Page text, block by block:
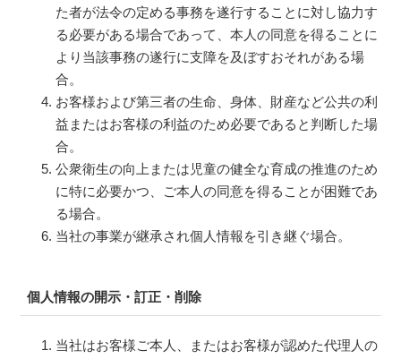
た者が法令の定める事務を遂行することに対し協力す
る必要がある場合であって、本人の同意を得ることに
より当該事務の遂行に支障を及ぼすおそれがある場
合。
お客様および第三者の生命、身体、財産など公共の利
益またはお客様の利益のため必要であると判断した場
合。
公衆衛生の向上または児童の健全な育成の推進のため
に特に必要かつ、ご本人の同意を得ることが困難であ
る場合。
当社の事業が継承され個人情報を引き継ぐ場合。
個人情報の開示・訂正・削除
当社はお客様ご本人、またはお客様が認めた代理人の